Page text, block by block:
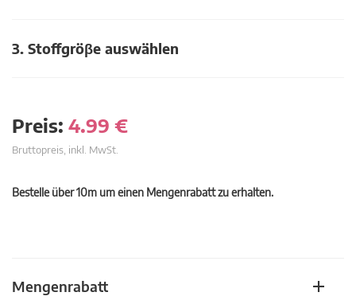
3. Stoffgröβe auswählen
Preis: 4.99 €
Bruttopreis, inkl. MwSt.
Bestelle über 10m um einen Mengenrabatt zu erhalten.
Mengenrabatt